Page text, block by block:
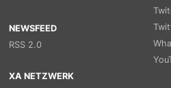
NEWSFEED
RSS 2.0
XA NETZWERK